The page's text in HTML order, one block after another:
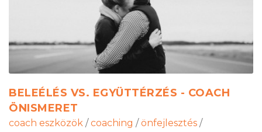
BELEÉLÉS VS. EGYÜTTÉRZÉS - COACH
ÖNISMERET
coach eszközök / coaching / önfejlesztés /